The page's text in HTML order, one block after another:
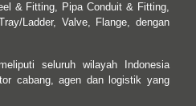
& Fitting, Pipa Conduit & Fitting,
Ladder, Valve, Flange, dengan
seluruh wilayah Indonesia
cabang, agen dan logistik yang